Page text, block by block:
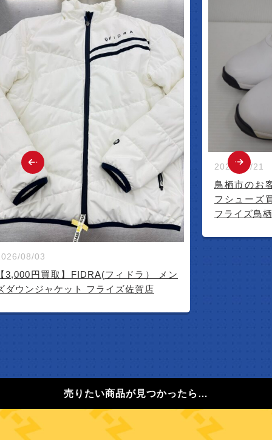
08/03
3,000円買取】FIDRA(フィドラ） メン
ダウンジャケット フライズ佐賀店
2026/07/21
鳥栖市のお
フシューズ
フライズ鳥
売りたい商品が見つかったら…